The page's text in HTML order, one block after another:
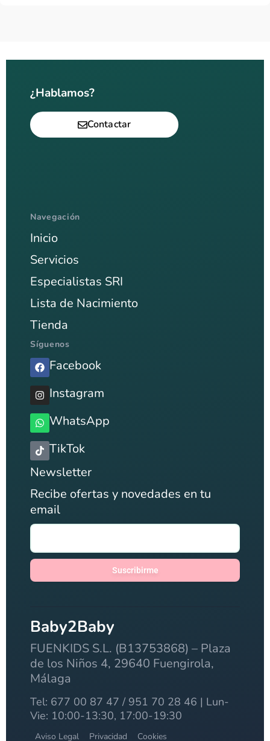
¿Hablamos?
Contactar
Navegación
Inicio
Servicios
Especialistas SRI
Lista de Nacimiento
Tienda
Síguenos
Facebook
Instagram
WhatsApp
TikTok
Newsletter
Recibe ofertas y novedades en tu
email
Suscribirme
Baby2Baby
FUENKIDS S.L. (B13753868) – Plaza
de los Niños 4, 29640 Fuengirola,
Málaga
Tel: 677 00 87 47 / 951 70 28 46 | Lun-
Vie: 10:00-13:30, 17:00-19:30
Aviso Legal Privacidad Cookies